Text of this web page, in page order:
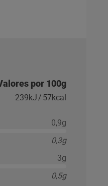
por 100g
239kJ/57kcal
0,9g
0,3g
3g
0,5g